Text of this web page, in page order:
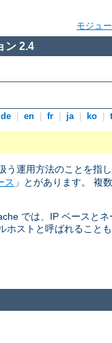
モジュ
ン 2.4
de en fr ja ko
う運用方法のことを指
ス 」とがあります。 複
では、IP ベースとネ
ホストと呼ばれること